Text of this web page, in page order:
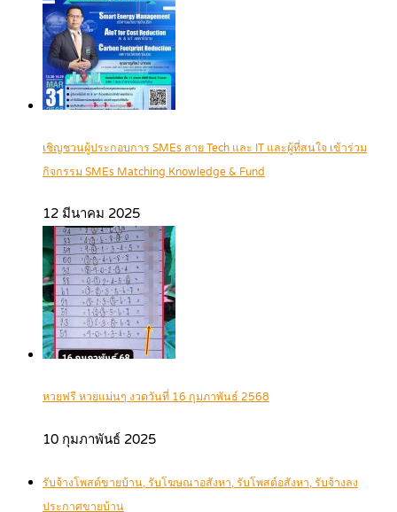
เชิญชวนผู้ประกอบการ SMEs สาย Tech และ IT และผู้ที่สนใจ เข้าร่วม
กิจกรรม SMEs Matching Knowledge & Fund
12 มีนาคม 2025
หวยฟรี หวยแม่นๆ งวดวันที่ 16 กุมภาพันธ์ 2568
10 กุมภาพันธ์ 2025
รับจ้างโพสต์ขายบ้าน, รับโฆษณาอสังหา, รับโพสต์อสังหา, รับจ้างลง
ประกาศขายบ้าน